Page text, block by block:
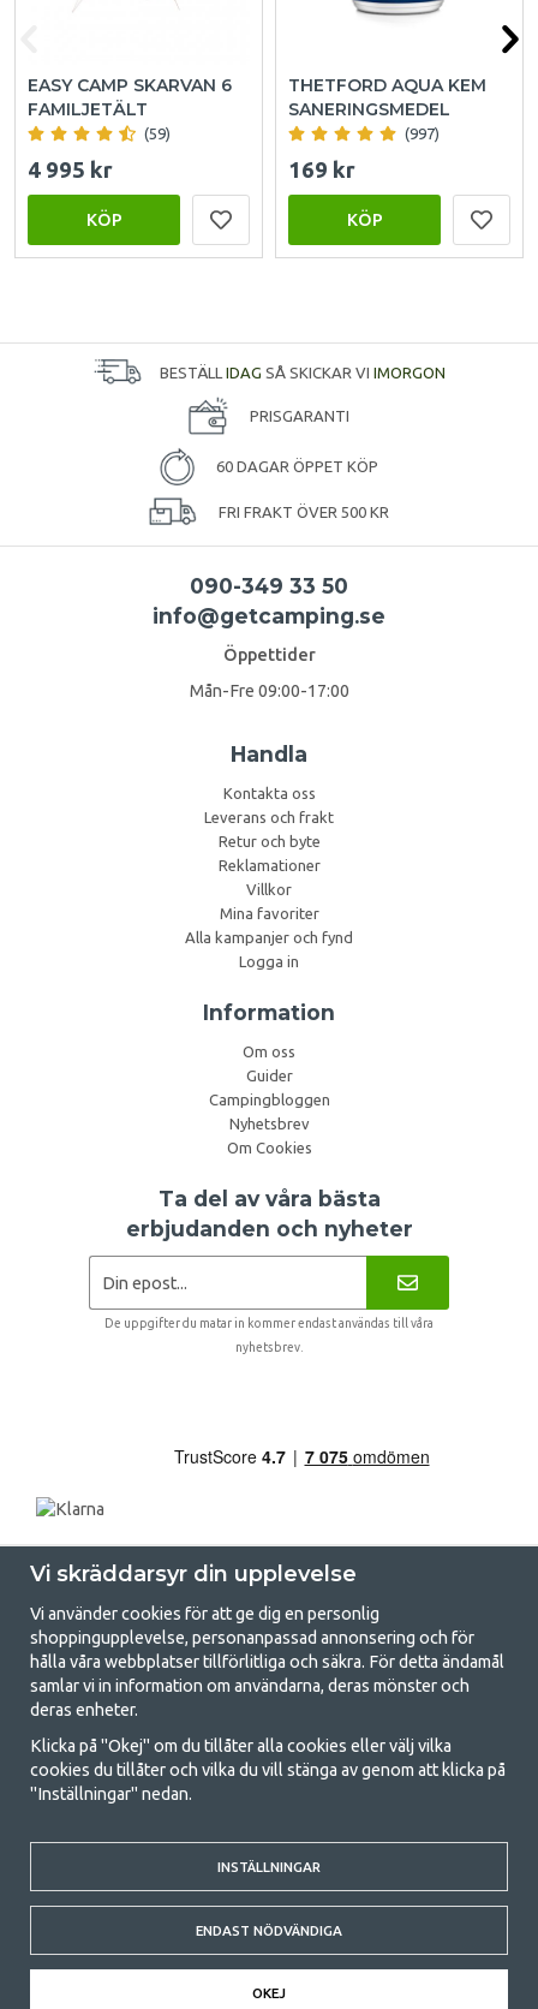
EASY CAMP SKARVAN 6
FAMILJETÄLT
(59)
4 995 kr
KÖP
THETFORD AQUA KEM
SANERINGSMEDEL
(997)
169 kr
KÖP
BESTÄLL IDAG SÅ SKICKAR VI IMORGON
PRISGARANTI
60 DAGAR ÖPPET KÖP
FRI FRAKT ÖVER 500 KR
090-349 33 50
info@getcamping.se
Öppettider
Mån-Fre 09:00-17:00
Handla
Kontakta oss
Leverans och frakt
Retur och byte
Reklamationer
Villkor
Mina favoriter
Alla kampanjer och fynd
Logga in
Information
Om oss
Guider
Campingbloggen
Nyhetsbrev
Om Cookies
Ta del av våra bästa
erbjudanden och nyheter
De uppgifter du matar in kommer endast användas till våra
nyhetsbrev.
GetCamping.se - Din butik för camping
och uteliv
Att campa kan antingen vara en livsstil eller ett sätt att samla familjen
för ett gemensamt äventyr. Oavsett vilken kategori du tillhör hittar du
med att campa så därför erbjuder vi riktigt bra priser på familjetält,
husvagnstält och all annan utrustning för camping och friluftsliv. Vårt
mål är att i varje priskategori erbjuda den bästa campingutrustningen
gällande kvalitet och funktionalitet. Ta gärna kontakt med oss om det
är något du saknar eller vill veta mer om.
© 2020 GetCamping. All rights reserved.
Vi skräddarsyr din upplevelse
Vi använder cookies för att ge dig en personlig
shoppingupplevelse, personanpassad annonsering och för
hålla våra webbplatser tillförlitliga och säkra. För detta ändamål
samlar vi in information om användarna, deras mönster och
deras enheter.
Klicka på "Okej" om du tillåter alla cookies eller välj vilka
cookies du tillåter och vilka du vill stänga av genom att klicka på
"Inställningar" nedan.
INSTÄLLNINGAR
ENDAST NÖDVÄNDIGA
OKEJ